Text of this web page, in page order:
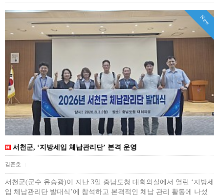
New
서천군, ‘지방세입 체납관리단’ 본격 운영
김준호
서천군(군수 유승광)이 지난 3일 충남도청 대회의실에서 열린 ‘지방세
입 체납관리단 발대식’에 참석하고 본격적인 체납 관리 활동에 나섰